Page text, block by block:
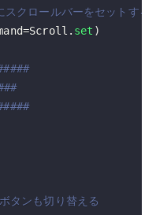
クロールバーをセットする
=Scroll . set )
タンも切り替える